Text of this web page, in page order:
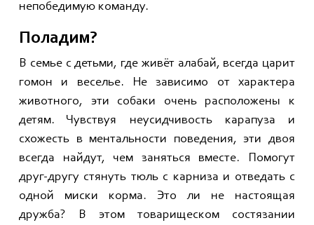
непобедимую команду.
Поладим?
В семье с детьми, где живёт алабай, всегда царит
гомон и веселье. Не зависимо от характера
животного, эти собаки очень расположены к
детям. Чувствуя неусидчивость карапуза и
схожесть в ментальности поведения, эти двоя
всегда найдут, чем заняться вместе. Помогут
друг-другу стянуть тюль с карниза и отведать с
одной миски корма. Это ли не настоящая
дружба? В этом товарищеском состязании